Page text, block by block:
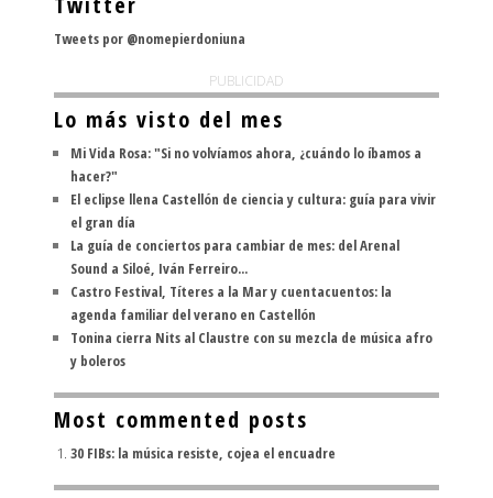
Tweets por @nomepierdoniuna
PUBLICIDAD
Lo más visto del mes
Mi Vida Rosa: "Si no volvíamos ahora, ¿cuándo lo íbamos a
hacer?"
El eclipse llena Castellón de ciencia y cultura: guía para vivir
el gran día
La guía de conciertos para cambiar de mes: del Arenal
Sound a Siloé, Iván Ferreiro...
Castro Festival, Títeres a la Mar y cuentacuentos: la
agenda familiar del verano en Castellón
Tonina cierra Nits al Claustre con su mezcla de música afro
y boleros
Most commented posts
30 FIBs: la música resiste, cojea el encuadre